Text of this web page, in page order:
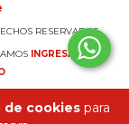
de cookiespara
RESERVADOS.
INGRESÁ ACÁ.